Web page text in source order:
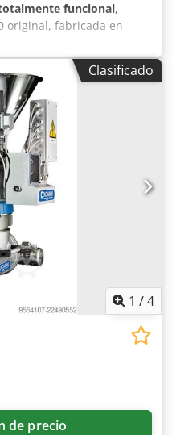
funcional,
original, fabricada en
calefacción a leña.
conocida por su
de tostado. Dkodpjzcl
- Ciclón - Sistema de
está desmontada y lista
Clasificado
1 /4
de precio